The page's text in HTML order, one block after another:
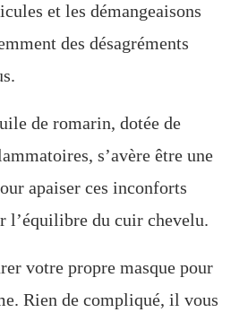
et les démangeaisons
des désagréments
de romarin, dotée de
s’avère être une
apaiser ces inconforts
l’équilibre du cuir chevelu.
votre propre masque pour
Rien de compliqué, il vous